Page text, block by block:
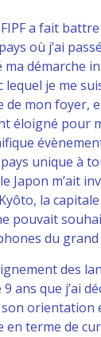
a fait
où j’ai
ma démarche
je me
de mon foyer,
éloigné pour
unique à
Japon m’ait
la
pouvait
du grand
des
ans que j’ai
orientation
en terme de